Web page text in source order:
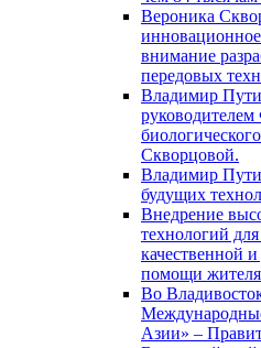
Вероника
инновационное
внимание
передовых
Владимир
Скворцовой.
Владимир
будущих
Внедрение
технологий
качественной
помощи
Во
Азии» –